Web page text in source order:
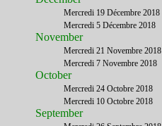
Mercredi 19 Décembre 2018
Mercredi 5 Décembre 2018
November
Mercredi 21 Novembre 2018
Mercredi 7 Novembre 2018
October
Mercredi 24 Octobre 2018
Mercredi 10 Octobre 2018
September